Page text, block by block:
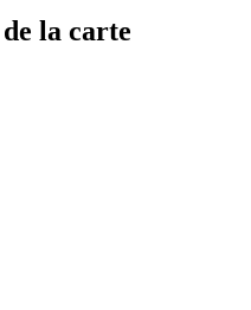
la carte